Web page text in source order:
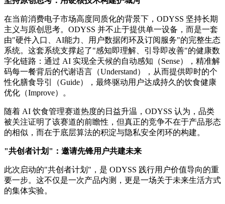
在当前消费电子市场高度同质化的背景下，ODYSS 坚持长期
主义与原创思考。ODYSS 并不止于提供单一设备，而是一套
由"硬件入口、AI能力、用户数据闭环及订阅服务"的完整生态
系统。这套系统支撑起了"感知即理解、引导即改善"的健康数
字化链路：通过 AI 实现全天候的自动感知（Sense），精准解
码每一餐背后的代谢语言（Understand），从而提供即时的个
性化膳食导引（Guide），最终驱动用户达成持久的饮食健康
优化（Improve）。
随着 AI 饮食管理赛道热度的日益升温，ODYSS 认为，品类
被关注证明了该赛道的前瞻性，但真正的竞争不在于产品形态
的相似，而在于底层算法的积淀与隐私安全闭环的构建。
"共创者计划"：邀请先锋用户共建未来
此次启动的"共创者计划"，是 ODYSS 践行用户价值导向的重
要一步。这不仅是一次产品内测，更是一场关于未来生活方式
的集体实验。